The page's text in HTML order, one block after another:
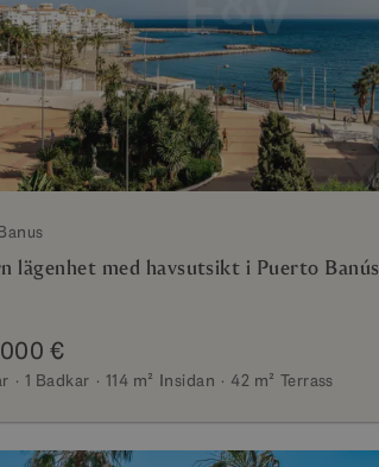
lägenhet med havsutsikt i Puerto Banús
000 €
1 Badkar 114 m² Insidan 42 m² Terrass